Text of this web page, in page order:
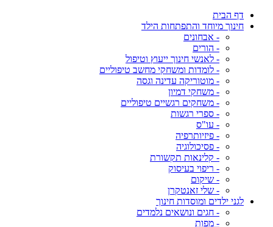
דף הבית
חינוך מיוחד והתפתחות הילד
- אבחונים
- הורים
- לאנשי חינוך ייעוץ וטיפול
- לומדות ומשחקי מחשב טיפוליים
- מוטוריקה עדינה וגסה
- משחקי דמיון
- משחקים רגשיים טיפוליים
- ספרי רגשות
- עו"ס
- פיזיותרפיה
- פסיכולוגיה
- קלינאות תקשורת
- ריפוי בעיסוק
- שיקום
- שלי זאנטקרן
לגני ילדים ומוסדות חינוך
- חגים ונושאים נלמדים
- מפות